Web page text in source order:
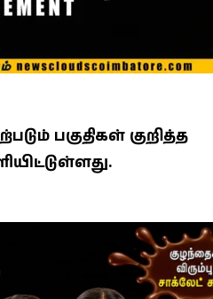
பகுதிகள் குறித்த